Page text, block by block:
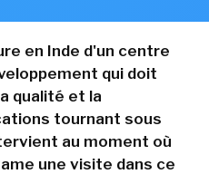
en Inde d'un centre
qui doit
qualité et la
tournant sous
au moment où
une visite dans ce